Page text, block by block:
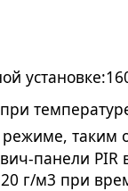
режиме,
панели PIR
г/м3 при